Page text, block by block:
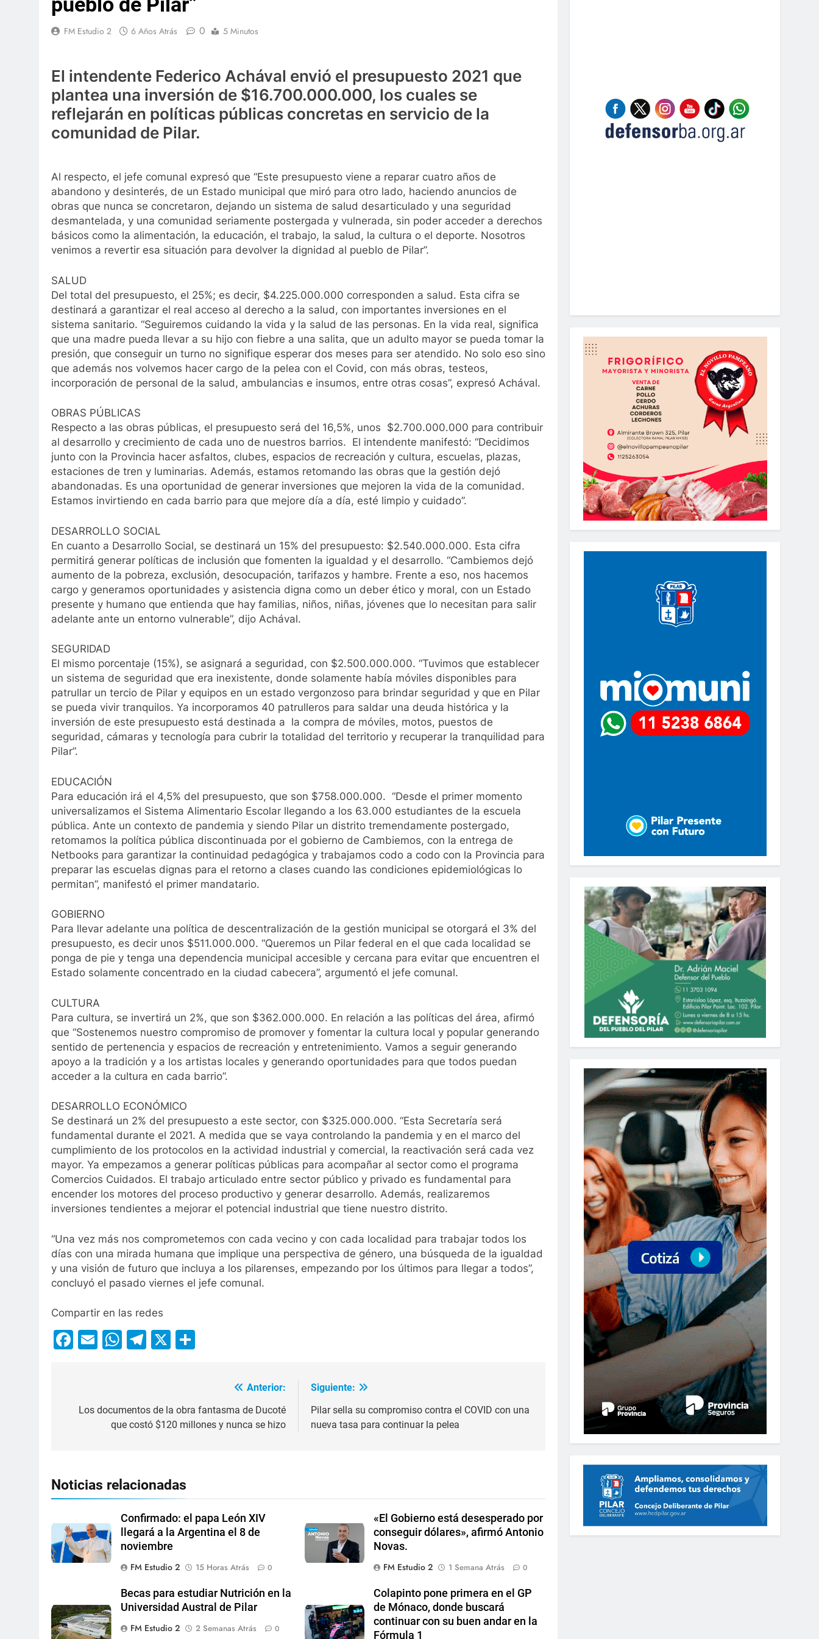
FM Estudio 2 6 Años Atrás 0 5 Minutos
El intendente Federico Achával envió el presupuesto 2021 que
plantea una inversión de $16.700.000.000, los cuales se
reflejarán en políticas públicas concretas en servicio de la
comunidad de Pilar.
Al respecto, el jefe comunal expresó que “Este presupuesto viene a reparar cuatro años de
abandono y desinterés, de un Estado municipal que miró para otro lado, haciendo anuncios de
obras que nunca se concretaron, dejando un sistema de salud desarticulado y una seguridad
desmantelada, y una comunidad seriamente postergada y vulnerada, sin poder acceder a derechos
básicos como la alimentación, la educación, el trabajo, la salud, la cultura o el deporte. Nosotros
venimos a revertir esa situación para devolver la dignidad al pueblo de Pilar”.
SALUD
Del total del presupuesto, el 25%; es decir, $4.225.000.000 corresponden a salud. Esta cifra se
destinará a garantizar el real acceso al derecho a la salud, con importantes inversiones en el
sistema sanitario. “Seguiremos cuidando la vida y la salud de las personas. En la vida real, significa
que una madre pueda llevar a su hijo con fiebre a una salita, que un adulto mayor se pueda tomar la
presión, que conseguir un turno no signifique esperar dos meses para ser atendido. No solo eso sino
que además nos volvemos hacer cargo de la pelea con el Covid, con más obras, testeos,
incorporación de personal de la salud, ambulancias e insumos, entre otras cosas”, expresó Achával.
OBRAS PÚBLICAS
Respecto a las obras públicas, el presupuesto será del 16,5%, unos $2.700.000.000 para contribuir
al desarrollo y crecimiento de cada uno de nuestros barrios. El intendente manifestó: “Decidimos
junto con la Provincia hacer asfaltos, clubes, espacios de recreación y cultura, escuelas, plazas,
estaciones de tren y luminarias. Además, estamos retomando las obras que la gestión dejó
abandonadas. Es una oportunidad de generar inversiones que mejoren la vida de la comunidad.
Estamos invirtiendo en cada barrio para que mejore día a día, esté limpio y cuidado”.
DESARROLLO SOCIAL
En cuanto a Desarrollo Social, se destinará un 15% del presupuesto: $2.540.000.000. Esta cifra
permitirá generar políticas de inclusión que fomenten la igualdad y el desarrollo. “Cambiemos dejó
aumento de la pobreza, exclusión, desocupación, tarifazos y hambre. Frente a eso, nos hacemos
cargo y generamos oportunidades y asistencia digna como un deber ético y moral, con un Estado
presente y humano que entienda que hay familias, niños, niñas, jóvenes que lo necesitan para salir
adelante ante un entorno vulnerable”, dijo Achával.
SEGURIDAD
El mismo porcentaje (15%), se asignará a seguridad, con $2.500.000.000. “Tuvimos que establecer
un sistema de seguridad que era inexistente, donde solamente había móviles disponibles para
patrullar un tercio de Pilar y equipos en un estado vergonzoso para brindar seguridad y que en Pilar
se pueda vivir tranquilos. Ya incorporamos 40 patrulleros para saldar una deuda histórica y la
inversión de este presupuesto está destinada a la compra de móviles, motos, puestos de
seguridad, cámaras y tecnología para cubrir la totalidad del territorio y recuperar la tranquilidad para
Pilar”.
EDUCACIÓN
Para educación irá el 4,5% del presupuesto, que son $758.000.000. “Desde el primer momento
universalizamos el Sistema Alimentario Escolar llegando a los 63.000 estudiantes de la escuela
pública. Ante un contexto de pandemia y siendo Pilar un distrito tremendamente postergado,
retomamos la política pública discontinuada por el gobierno de Cambiemos, con la entrega de
Netbooks para garantizar la continuidad pedagógica y trabajamos codo a codo con la Provincia para
preparar las escuelas dignas para el retorno a clases cuando las condiciones epidemiológicas lo
permitan”, manifestó el primer mandatario.
GOBIERNO
Para llevar adelante una política de descentralización de la gestión municipal se otorgará el 3% del
presupuesto, es decir unos $511.000.000. “Queremos un Pilar federal en el que cada localidad se
ponga de pie y tenga una dependencia municipal accesible y cercana para evitar que encuentren el
Estado solamente concentrado en la ciudad cabecera”, argumentó el jefe comunal.
CULTURA
Para cultura, se invertirá un 2%, que son $362.000.000. En relación a las políticas del área, afirmó
que “Sostenemos nuestro compromiso de promover y fomentar la cultura local y popular generando
sentido de pertenencia y espacios de recreación y entretenimiento. Vamos a seguir generando
apoyo a la tradición y a los artistas locales y generando oportunidades para que todos puedan
acceder a la cultura en cada barrio”.
DESARROLLO ECONÓMICO
Se destinará un 2% del presupuesto a este sector, con $325.000.000. “Esta Secretaría será
fundamental durante el 2021. A medida que se vaya controlando la pandemia y en el marco del
cumplimiento de los protocolos en la actividad industrial y comercial, la reactivación será cada vez
mayor. Ya empezamos a generar políticas públicas para acompañar al sector como el programa
Comercios Cuidados. El trabajo articulado entre sector público y privado es fundamental para
encender los motores del proceso productivo y generar desarrollo. Además, realizaremos
inversiones tendientes a mejorar el potencial industrial que tiene nuestro distrito.
“Una vez más nos comprometemos con cada vecino y con cada localidad para trabajar todos los
días con una mirada humana que implique una perspectiva de género, una búsqueda de la igualdad
y una visión de futuro que incluya a los pilarenses, empezando por los últimos para llegar a todos”,
concluyó el pasado viernes el jefe comunal.
Compartir en las redes
Facebook
EmailWhatsApp
Telegram
X
Anterior:
Los documentos de la obra fantasma de Ducoté
que costó $120 millones y nunca se hizo
Siguiente:
Pilar sella su compromiso contra el COVID con una
nueva tasa para continuar la pelea
Noticias relacionadas
Confirmado: el papa León XIV
llegará a la Argentina el 8 de
noviembre
FM Estudio 2
15 Horas Atrás 0
«El Gobierno está desesperado por
conseguir dólares», afirmó Antonio
Novas.
FM Estudio 2
1 Semana Atrás 0
Becas para estudiar Nutrición en la
Universidad Austral de Pilar
FM Estudio 2
2 Semanas Atrás 0
Colapinto pone primera en el GP
de Mónaco, donde buscará
continuar con su buen andar en la
Fórmula 1